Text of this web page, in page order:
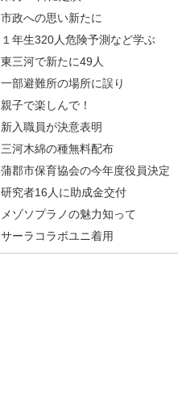
市政への思い新たに
１年生320人危険予測など学ぶ
東三河で新たに49人
一部避難所の場所に誤り
親子で楽しんで！
新入職員が決意表明
三河木綿の種無料配布
蒲郡市保育協会の今年度役員決定
研究者16人に助成金交付
メゾソプラノの魅力知って
サーラコラボユニ着用